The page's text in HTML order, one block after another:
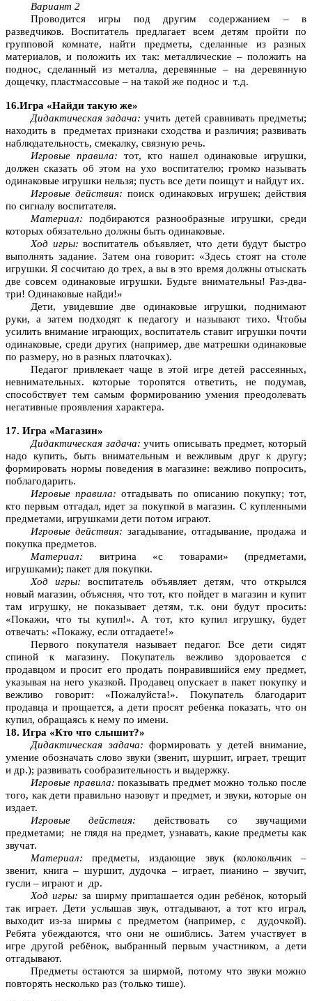
Вариант 2
Проводится игры под другим содержанием – в
разведчиков. Воспитатель предлагает всем детям пройти по
групповой комнате, найти предметы, сделанные из разных
материалов, и положить их так: металлические – положить на
поднос, сделанный из металла, деревянные – на деревянную
дощечку, пластмассовые – на такой же поднос и т.д.
16.Игра «Найди такую же»
Дидактическая задача: учить детей сравнивать предметы;
находить в предметах признаки сходства и различия; развивать
наблюдательность, смекалку, связную речь.
Игровые правила: тот, кто нашел одинаковые игрушки,
должен сказать об этом на ухо воспитателю; громко называть
одинаковые игрушки нельзя; пусть все дети поищут и найдут их.
Игровые действия: поиск одинаковых игрушек; действия
по сигналу воспитателя.
Материал: подбираются разнообразные игрушки, среди
которых обязательно должны быть одинаковые.
Ход игры: воспитатель объявляет, что дети будут быстро
выполнять задание. Затем она говорит: «Здесь стоят на столе
игрушки. Я сосчитаю до трех, а вы в это время должны отыскать
две совсем одинаковые игрушки. Будьте внимательны! Раз-два-
три! Одинаковые найди!»
Дети, увидевшие две одинаковые игрушки, поднимают
руки, а затем подходят к педагогу и называют тихо. Чтобы
усилить внимание играющих, воспитатель ставит игрушки почти
одинаковые, среди других (например, две матрешки одинаковые
по размеру, но в разных платочках).
Педагог привлекает чаще в этой игре детей рассеянных,
невнимательных. которые торопятся ответить, не подумав,
способствует тем самым формированию умения преодолевать
негативные проявления характера.
17. Игра «Магазин»
Дидактическая задача: учить описывать предмет, который
надо купить, быть внимательным и вежливым друг к другу;
формировать нормы поведения в магазине: вежливо попросить,
поблагодарить.
Игровые правила: отгадывать по описанию покупку; тот,
кто первым отгадал, идет за покупкой в магазин. С купленными
предметами, игрушками дети потом играют.
Игровые действия: загадывание, отгадывание, продажа и
покупка предметов.
Материал: витрина «с товарами» (предметами,
игрушками); пакет для покупки.
Ход игры: воспитатель объявляет детям, что открылся
новый магазин, объясняя, что тот, кто пойдет в магазин и купит
там игрушку, не показывает детям, т.к. они будут просить:
«Покажи, что ты купил!». А тот, кто купил игрушку, будет
отвечать: «Покажу, если отгадаете!»
Первого покупателя называет педагог. Все дети сидят
спиной к магазину. Покупатель вежливо здоровается с
продавцом и просит его продать понравившийся ему предмет,
указывая на него указкой. Продавец опускает в пакет покупку и
вежливо говорит: «Пожалуйста!». Покупатель благодарит
продавца и прощается, а дети просят ребенка показать, что он
купил, обращаясь к нему по имени.
18. Игра «Кто что слышит?»
Дидактическая задача: формировать у детей внимание,
умение обозначать слово звуки (звенит, шуршит, играет, трещит
и др.); развивать сообразительность и выдержку.
Игровые правила: показывать предмет можно только после
того, как дети правильно назовут и предмет, и звуки, которые он
издает.
Игровые действия: действовать со звучащими
предметами; не глядя на предмет, узнавать, какие предметы как
звучат.
Материал: предметы, издающие звук (колокольчик –
звенит, книга – шуршит, дудочка – играет, пианино – звучит,
гусли – играют и др.
Ход игры: за ширму приглашается один ребёнок, который
так играет. Дети услышав звук, отгадывают, а тот кто играл,
выходит из-за ширмы с предметом (например, с дудочкой).
Ребята убеждаются, что они не ошиблись. Затем участвует в
игре другой ребёнок, выбранный первым участником, а дети
отгадывают.
Предметы остаются за ширмой, потому что звуки можно
повторять несколько раз (только тише).